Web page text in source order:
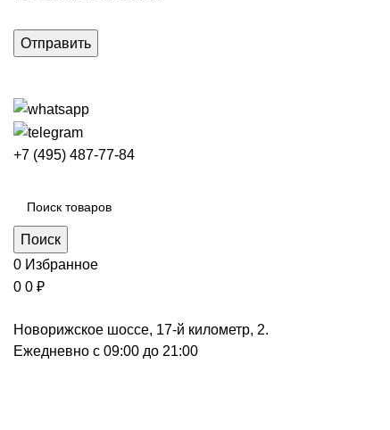
+7 (495) 487-77-84
Поиск
0 Избранное
0 0 ₽
Новорижское шоссе, 17-й километр, 2.
Ежедневно с 09:00 до 21:00